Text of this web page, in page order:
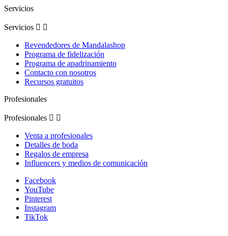
Servicios
Servicios  
Revendedores de Mandalashop
Programa de fidelización
Programa de apadrinamiento
Contacto con nosotros
Recursos gratuitos
Profesionales
Profesionales  
Venta a profesionales
Detalles de boda
Regalos de empresa
Influencers y medios de comunicación
Facebook
YouTube
Pinterest
Instagram
TikTok